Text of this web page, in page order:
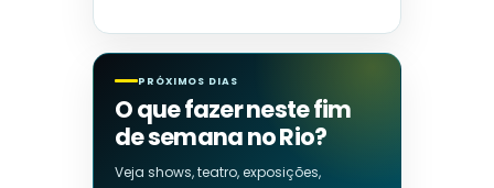
PRÓXIMOS DIAS
O que fazer neste fim
de semana no Rio?
Veja shows, teatro, exposições,